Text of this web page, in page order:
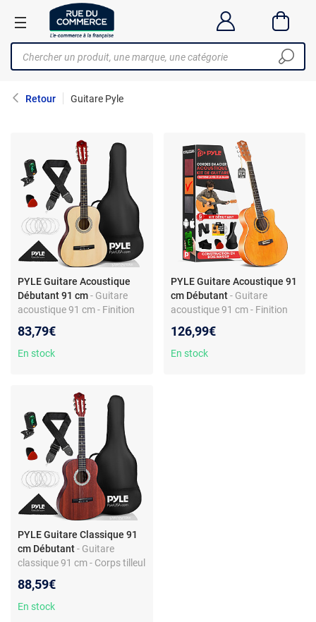
Retour Guitare Pyle
PYLE Guitare Acoustique
Débutant 91 cm- Guitare
acoustique 91 cm - Finition
rechange - Kit complet
83,79€
En stock
PYLE Guitare Acoustique 91
cm Débutant - Guitare
acoustique 91 cm - Finition
accessoires
126,99€
En stock
PYLE Guitare Classique 91
cm Débutant- Guitare
classique 91 cm - Corps tilleul
Accordeur
88,59€
En stock